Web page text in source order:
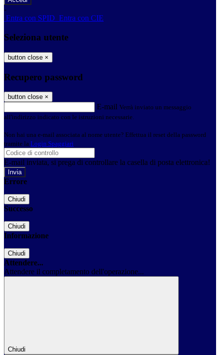
-
Entra con SPID Entra con CIE
Seleziona utente
button close ×
Recupero password
button close ×
E-mail Verrà inviato un messaggio
all'indirizzo indicato con le istruzioni necessarie.
Non hai una e-mail associata al nome utente? Effettua il reset della password
tramite la Login Spaggiari
E-mail inviata, si prega di controllare la casella di posta elettronica!
Errore
Chiudi
Successo
Chiudi
Informazione
Chiudi
Attendere...
Attendere il completamento dell'operazione...
Chiudi